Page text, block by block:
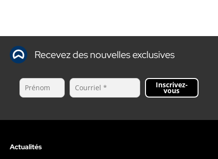
Recevez des nouvelles exclusives
Inscrivez-
vous
Actualités